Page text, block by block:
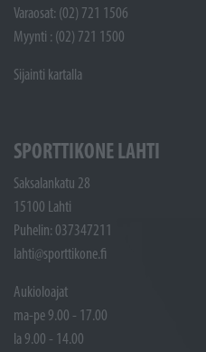
Varaosat: (02) 721 1506
Myynti : (02) 721 1500
Sijainti kartalla
SPORTTIKONE LAHTI
Saksalankatu 28
15100 Lahti
Puhelin: 037347211
lahti@sporttikone.fi
Aukioloajat
ma-pe 9.00 - 17.00
la 9.00 - 14.00